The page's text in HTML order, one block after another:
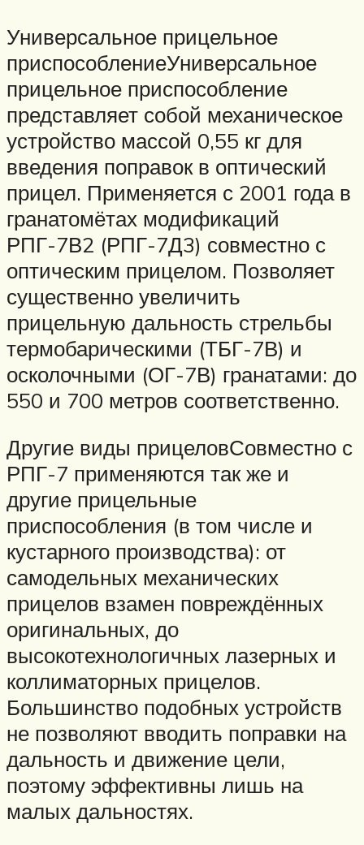
Универсальное прицельное
приспособлениеУниверсальное
прицельное приспособление
представляет собой механическое
устройство массой 0,55 кг для
введения поправок в оптический
прицел. Применяется с 2001 года в
гранатомётах модификаций
РПГ-7В2 (РПГ-7Д3) совместно с
оптическим прицелом. Позволяет
существенно увеличить
прицельную дальность стрельбы
термобарическими (ТБГ-7В) и
осколочными (ОГ-7В) гранатами: до
550 и 700 метров соответственно.
Другие виды прицеловСовместно с
РПГ-7 применяются так же и
другие прицельные
приспособления (в том числе и
кустарного производства): от
самодельных механических
прицелов взамен повреждённых
оригинальных, до
высокотехнологичных лазерных и
коллиматорных прицелов.
Большинство подобных устройств
не позволяют вводить поправки на
дальность и движение цели,
поэтому эффективны лишь на
малых дальностях.